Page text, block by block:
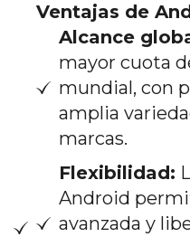
Ventajas de
Alcance
mayor cuota
mundial, con
amplia
marcas.
Flexibilidad:
Android
avanzada y